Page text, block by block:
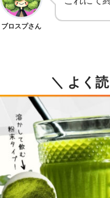
ブロスプさん
＼ よく